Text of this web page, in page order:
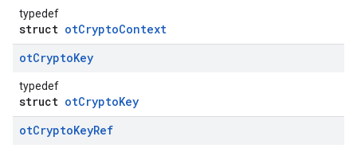
typedef
struct otCryptoContext
otCryptoKey
typedef
struct otCryptoKey
otCryptoKeyRef